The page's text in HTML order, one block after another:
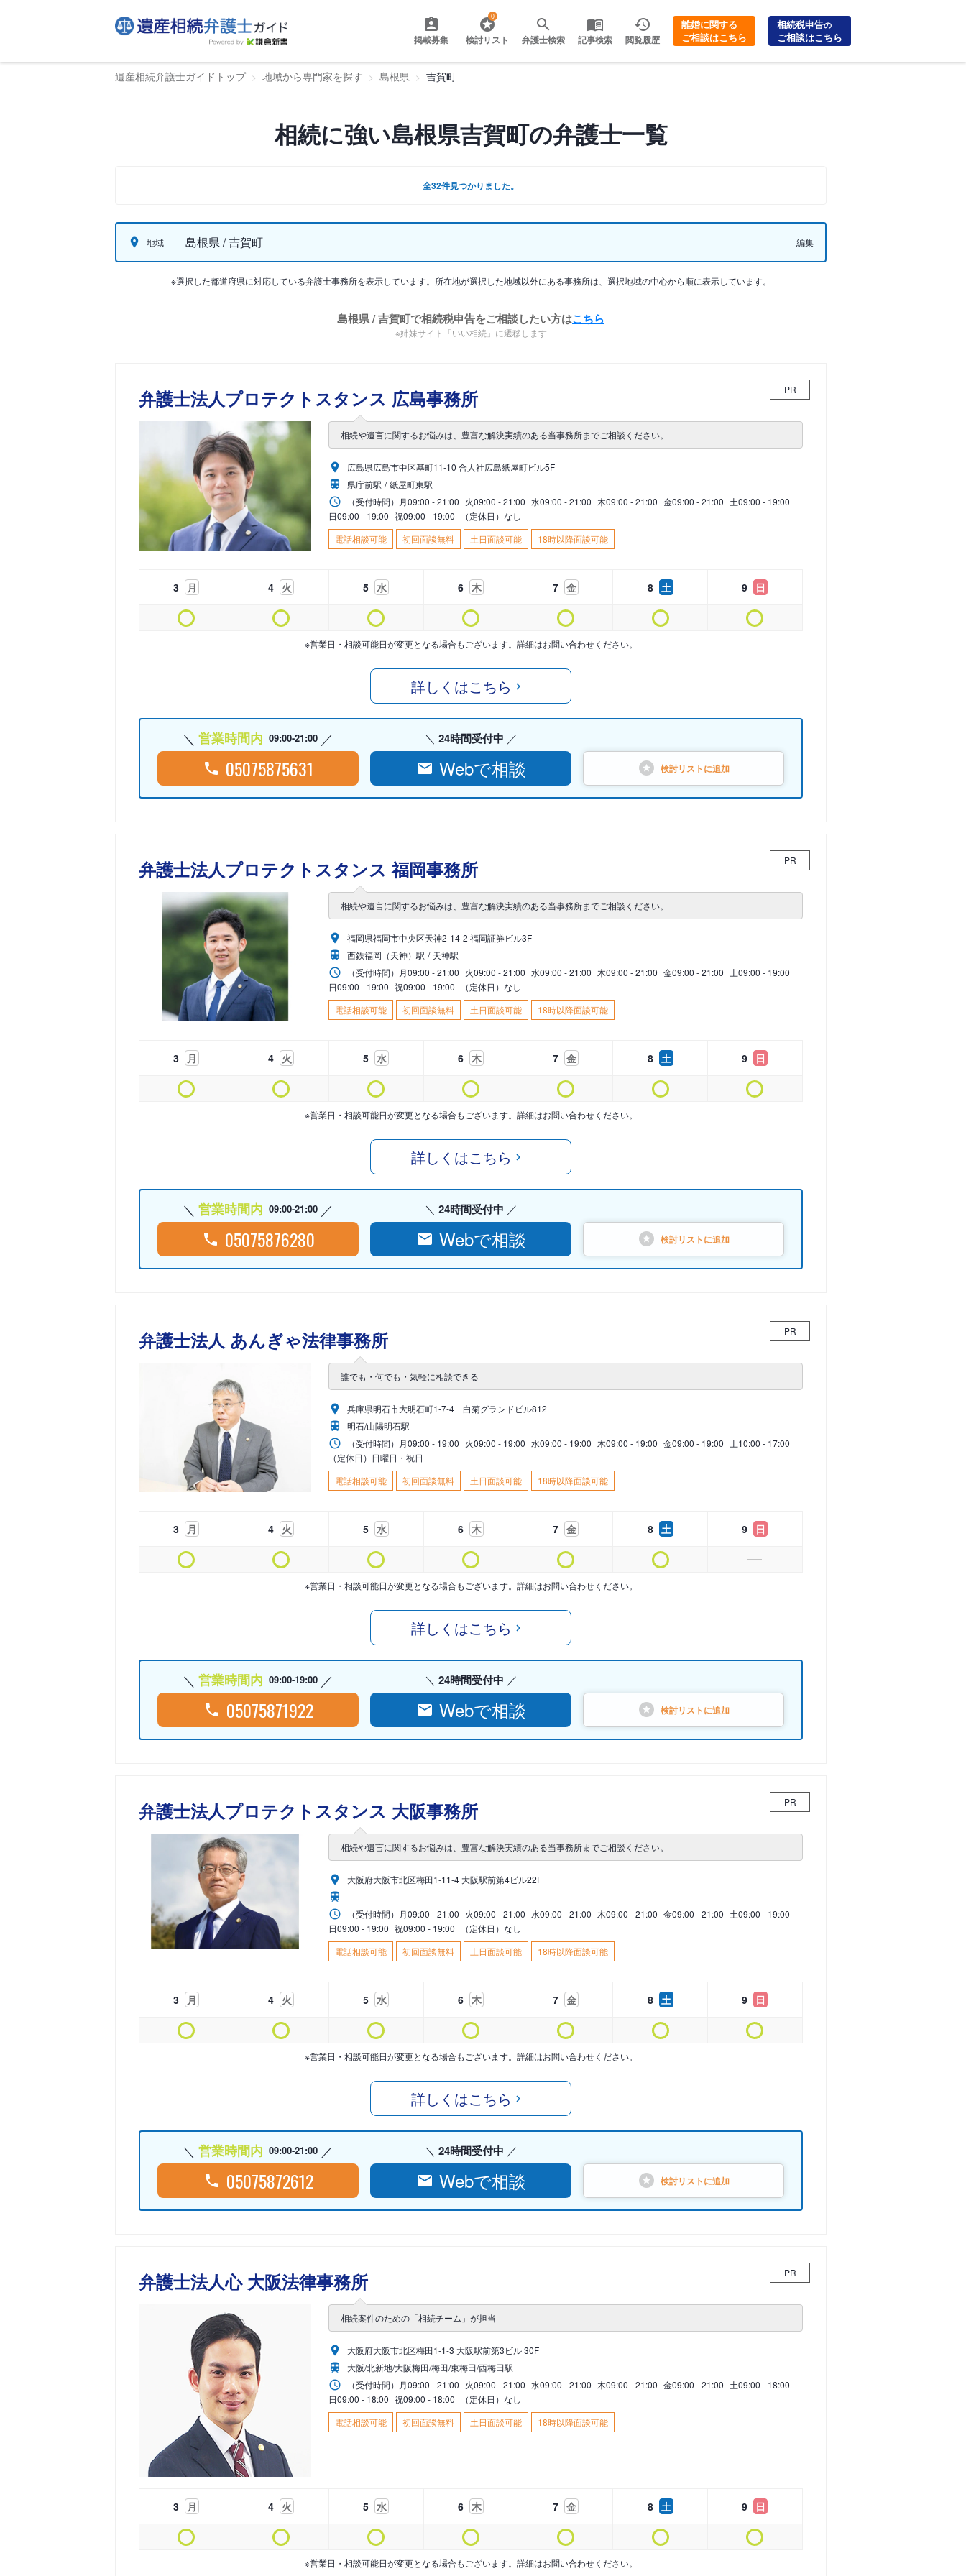
掲載募集
0
検討リスト 弁護士検索 記事検索 閲覧履歴
離婚に関する
ご相談はこちら
相続税申告の
ご相談はこちら
遺産相続弁護士ガイドトップ 地域から専門家を探す 島根県 吉賀町
相続に強い島根県吉賀町の弁護士一覧
全32件見つかりました。
地域 島根県 / 吉賀町 編集
※選択した都道府県に対応している弁護士事務所を表示しています。所在地が選択した地域以外にある事務所は、選択地域の中心から順に表示しています。
島根県 / 吉賀町で相続税申告をご相談したい方はこちら
※姉妹サイト「いい相続」に遷移します
弁護士法人プロテクトスタンス 広島事務所 PR
相続や遺言に関するお悩みは、豊富な解決実績のある当事務所までご相談ください。
広島県広島市中区基町11-10 合人社広島紙屋町ビル5F
県庁前駅
紙屋町東駅
（受付時間） 月09:00 - 21:00 火09:00 - 21:00 水09:00 - 21:00 木09:00 - 21:00 金09:00 - 21:00 土09:00 - 19:00
日09:00 - 19:00 祝09:00 - 19:00
（定休日）なし
電話相談可能
初回面談無料 土日面談可能 18時以降面談可能
3 月 4 火 5 水 6 木 7 金 8 土 9 日
※営業日・相談可能日が変更となる場合もございます。詳細はお問い合わせください。
詳しくはこちら
営業時間内 09:00-21:00
05075875631
24時間受付中
Webで相談 検討リストに追加
弁護士法人プロテクトスタンス 福岡事務所 PR
相続や遺言に関するお悩みは、豊富な解決実績のある当事務所までご相談ください。
福岡県福岡市中央区天神2-14-2 福岡証券ビル3F
西鉄福岡（天神）駅
天神駅
（受付時間） 月09:00 - 21:00 火09:00 - 21:00 水09:00 - 21:00 木09:00 - 21:00 金09:00 - 21:00 土09:00 - 19:00
日09:00 - 19:00 祝09:00 - 19:00
（定休日）なし
電話相談可能
初回面談無料 土日面談可能 18時以降面談可能
3 月 4 火 5 水 6 木 7 金 8 土 9 日
※営業日・相談可能日が変更となる場合もございます。詳細はお問い合わせください。
詳しくはこちら
営業時間内 09:00-21:00
05075876280
24時間受付中
Webで相談 検討リストに追加
弁護士法人 あんぎゃ法律事務所 PR
誰でも・何でも・気軽に相談できる
兵庫県明石市大明石町1-7-4 白菊グランドビル812
明石/山陽明石駅
（受付時間） 月09:00 - 19:00 火09:00 - 19:00 水09:00 - 19:00 木09:00 - 19:00 金09:00 - 19:00 土10:00 - 17:00
（定休日）日曜日・祝日
電話相談可能
初回面談無料 土日面談可能 18時以降面談可能
3 月 4 火 5 水 6 木 7 金 8 土 9 日
※営業日・相談可能日が変更となる場合もございます。詳細はお問い合わせください。
詳しくはこちら
営業時間内 09:00-19:00
05075871922
24時間受付中
Webで相談 検討リストに追加
弁護士法人プロテクトスタンス 大阪事務所 PR
相続や遺言に関するお悩みは、豊富な解決実績のある当事務所までご相談ください。
大阪府大阪市北区梅田1-11-4 大阪駅前第4ビル22F
（受付時間） 月09:00 - 21:00 火09:00 - 21:00 水09:00 - 21:00 木09:00 - 21:00 金09:00 - 21:00 土09:00 - 19:00
日09:00 - 19:00 祝09:00 - 19:00
（定休日）なし
電話相談可能
初回面談無料 土日面談可能 18時以降面談可能
3 月 4 火 5 水 6 木 7 金 8 土 9 日
※営業日・相談可能日が変更となる場合もございます。詳細はお問い合わせください。
詳しくはこちら
営業時間内 09:00-21:00
05075872612
24時間受付中
Webで相談 検討リストに追加
弁護士法人心 大阪法律事務所 PR
相続案件のための「相続チーム」が担当
大阪府大阪市北区梅田1-1-3 大阪駅前第3ビル 30F
大阪/北新地/大阪梅田/梅田/東梅田/西梅田駅
（受付時間） 月09:00 - 21:00 火09:00 - 21:00 水09:00 - 21:00 木09:00 - 21:00 金09:00 - 21:00 土09:00 - 18:00
日09:00 - 18:00 祝09:00 - 18:00
（定休日）なし
電話相談可能
初回面談無料 土日面談可能 18時以降面談可能
3 月 4 火 5 水 6 木 7 金 8 土 9 日
※営業日・相談可能日が変更となる場合もございます。詳細はお問い合わせください。